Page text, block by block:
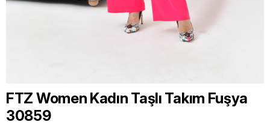
FTZ Women Kadın Taşlı Takım Fuşya
30859